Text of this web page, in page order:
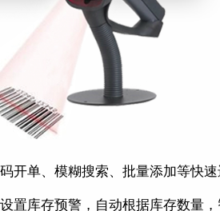
开单、模糊搜索、批量添加等快
置库存预警，自动根据库存数量